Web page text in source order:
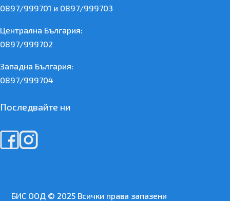
0897/999701 и 0897/999703
Централна България:
0897/999702
Западна България:
0897/999704
Последвайте ни
БИС ООД © 2025 Всички права запазени